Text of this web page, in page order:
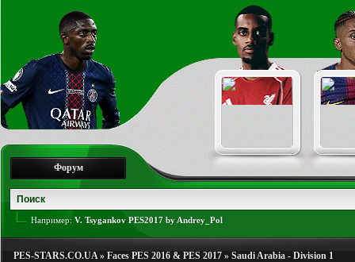
Форум
Например: V. Tsygankov PES2017 by Andrey_Pol
PES-STARS.CO.UA» Faces PES 2016 & PES 2017 » Saudi Arabia - Division 1